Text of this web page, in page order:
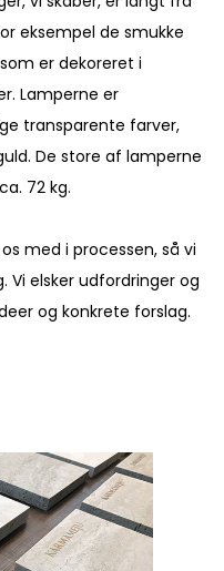
eksempel de smukke
er dekoreret i
Lamperne er
transparente farver,
De store af lamperne
72 kg.
med i processen, så vi
Vi elsker udfordringer og
og konkrete forslag.